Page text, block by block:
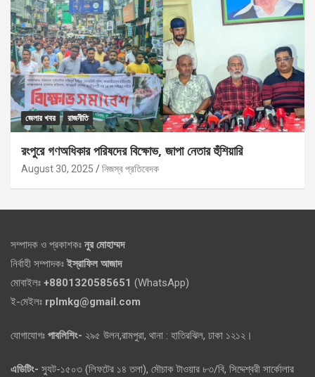
জেলার খবর রাজনীতি
রংপুরে গণঅধিকার পরিষদের বিক্ষোভ, জাপা নেতার হুঁশিয়ারি
August 30, 2025 নিজস্ব প্রতিবেদক
সম্পাদক ও প্রকাশকঃ নুর মোহাম্মদ
নির্বাহী সম্পাদকঃ ইস্রাফিল আজাদ
মোবাইলঃ +8801320585651 (WhatsApp)
ই-মেইলঃ rplmkg@gmail.com
যোগাযোগঃ পাবলিশিং- ২৯৫ উলন,রামপুরা, থানা : হাতিরঝিল, ঢাকা ১২১২।
এডিটিং- স্যুট-১৫০৩ (লিফটের ১৪ তলা), মৌচাক টাওয়ার ৮৩/বি, সিদ্দেশ্বরী সার্কোলার